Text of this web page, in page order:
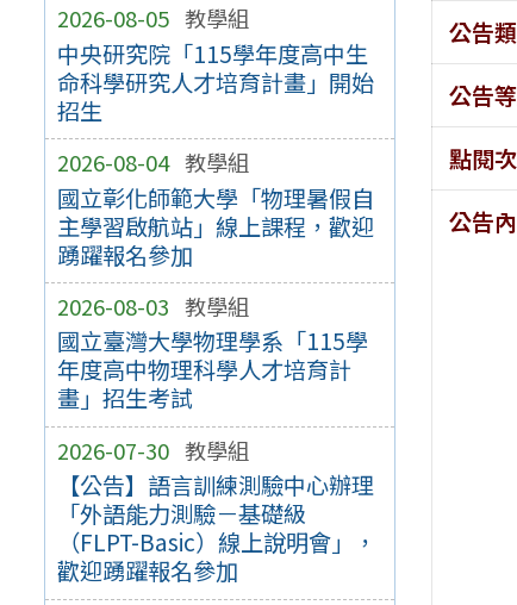
2026-08-05 教學組
中央研究院「115學年度高中生
命科學研究人才培育計畫」開始
招生
2026-08-04 教學組
國立彰化師範大學「物理暑假自
主學習啟航站」線上課程，歡迎
踴躍報名參加
2026-08-03 教學組
國立臺灣大學物理學系「115學
年度高中物理科學人才培育計
畫」招生考試
2026-07-30 教學組
【公告】語言訓練測驗中心辦理
「外語能力測驗－基礎級
（FLPT-Basic）線上說明會」，
歡迎踴躍報名參加
公告
公告
點閱
公告